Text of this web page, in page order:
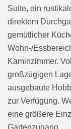
Suite, ein
direktem
gemütlicher
Wohn-/
Kaminzimmer.
großzügigen
ausgebaute
zur Verfügung.
eine größere
Gartenzugang.